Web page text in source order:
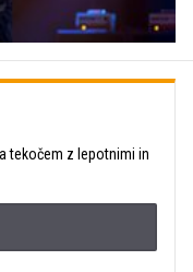
tekočem z lepotnimi in